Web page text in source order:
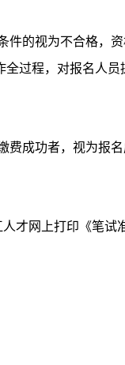
的视为不合格，资
过程，对报名人
费成功者，视为报
才网上打印《笔